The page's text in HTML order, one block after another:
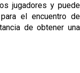
jugadores y puede
el encuentro de
de obtener una